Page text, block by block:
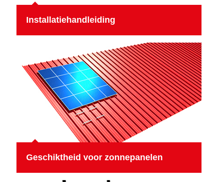
Installatiehandleiding
Geschiktheid voor zonnepanelen